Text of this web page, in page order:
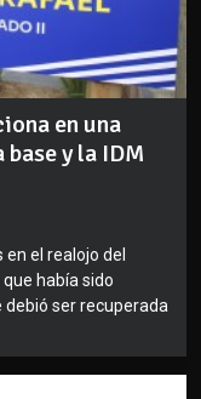
en una
y la IDM
el realojo del
había sido
ser recuperada